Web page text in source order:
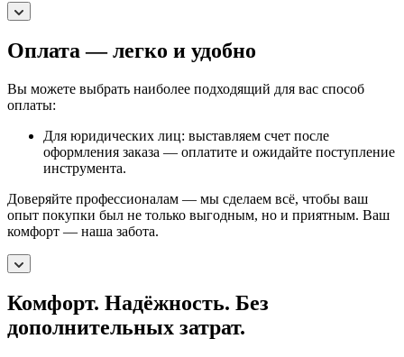
Оплата — легко и удобно
Вы можете выбрать наиболее подходящий для вас способ
оплаты:
Для юридических лиц: выставляем счет после
оформления заказа — оплатите и ожидайте поступление
инструмента.
Доверяйте профессионалам — мы сделаем всё, чтобы ваш
опыт покупки был не только выгодным, но и приятным. Ваш
комфорт — наша забота.
Комфорт. Надёжность. Без
дополнительных затрат.